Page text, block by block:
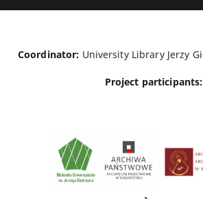
Coordinator: University Library Jerzy
Project participants: